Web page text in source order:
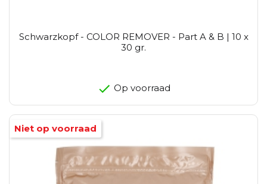
Schwarzkopf - COLOR REMOVER - Part A & B | 10 x
30 gr.
Op voorraad
Niet op voorraad